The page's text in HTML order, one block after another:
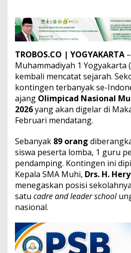
8
K
o
n
t
i
n
g
e
n
e
O
l
i
m
p
i
2
0
TROBOS.CO | YOGYAKARTA
Muhammadiyah 1 Yogyakarta
kembali mencatat sejarah.
kontingen terbanyak se-
ajang Olimpicad Nasional
2026yang akan digelar di
Februari mendatang.
Sebanyak 89 orang
siswa peserta lomba, 1 guru
pendamping. Kontingen ini
Kepala SMA Muhi, Drs. H.
menegaskan posisi
satu cadre and leader school
nasional.